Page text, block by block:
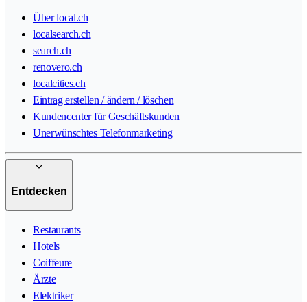
Über local.ch
localsearch.ch
search.ch
renovero.ch
localcities.ch
Eintrag erstellen / ändern / löschen
Kundencenter für Geschäftskunden
Unerwünschtes Telefonmarketing
Entdecken
Restaurants
Hotels
Coiffeure
Ärzte
Elektriker